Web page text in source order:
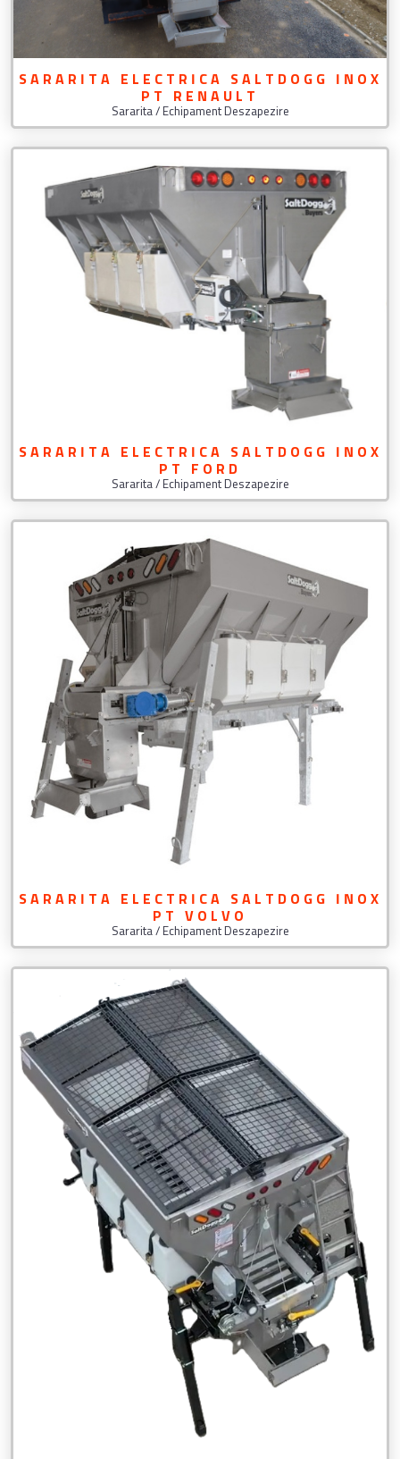
SARARITA ELECTRICA SALTDOGG INOX
PT RENAULT
Sararita / Echipament Deszapezire
SARARITA ELECTRICA SALTDOGG INOX
PT FORD
Sararita / Echipament Deszapezire
SARARITA ELECTRICA SALTDOGG INOX
PT VOLVO
Sararita / Echipament Deszapezire